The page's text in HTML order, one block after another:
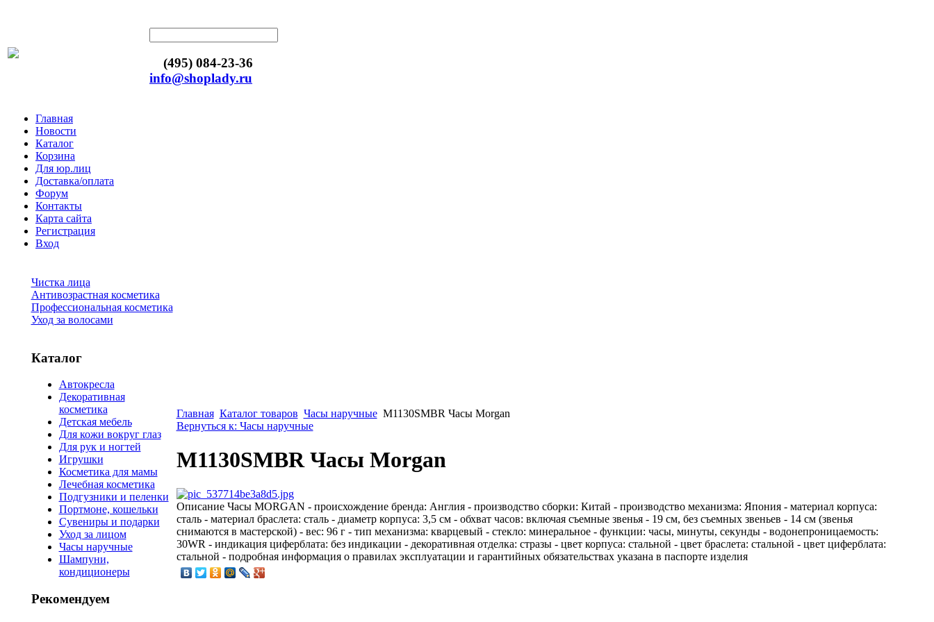
(495) 084-23-36
info@shoplady.ru
Главная
Новости
Каталог
Корзина
Для юр.лиц
Доставка/оплата
Форум
Контакты
Карта сайта
Регистрация
Вход
Чистка лица
Антивозрастная косметика
Профессиональная косметика
Уход за волосами
Каталог
Автокресла
Декоративная
косметика
Детская мебель
Для кожи вокруг глаз
Для рук и ногтей
Игрушки
Косметика для мамы
Лечебная косметика
Подгузники и пеленки
Портмоне, кошельки
Сувениры и подарки
Уход за лицом
Часы наручные
Шампуни,
кондиционеры
Рекомендуем
Главная Каталог товаров Часы наручные M1130SMBR Часы Morgan
Вернуться к: Часы наручные
M1130SMBR Часы Morgan
ОписаниеЧасы MORGAN - происхождение бренда: Англия - производство сборки: Китай - производство механизма: Япония - материал корпуса:
сталь - материал браслета: сталь - диаметр корпуса: 3,5 см - обхват часов: включая съемные звенья - 19 см, без съемных звеньев - 14 см (звенья
снимаются в мастерской) - вес: 96 г - тип механизма: кварцевый - стекло: минеральное - функции: часы, минуты, секунды - водонепроницаемость:
30WR - индикация циферблата: без индикации - декоративная отделка: стразы - цвет корпуса: стальной - цвет браслета: стальной - цвет циферблата:
стальной - подробная информация о правилах эксплуатации и гарантийных обязательствах указана в паспорте изделия